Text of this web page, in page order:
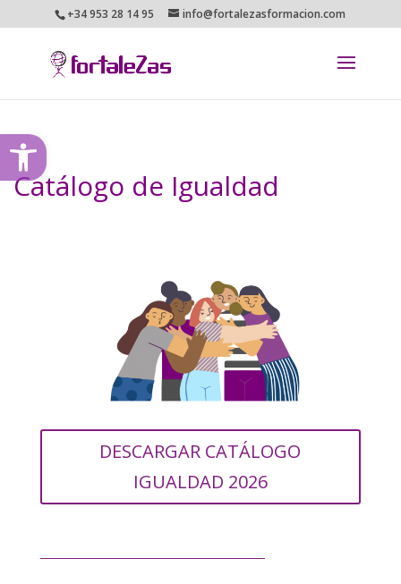
Abrir barra de herramientas
+34 953 28 14 95 info@fortalezasformacion.com
Catálogo de Igualdad
DESCARGAR CATÁLOGO
IGUALDAD 2026